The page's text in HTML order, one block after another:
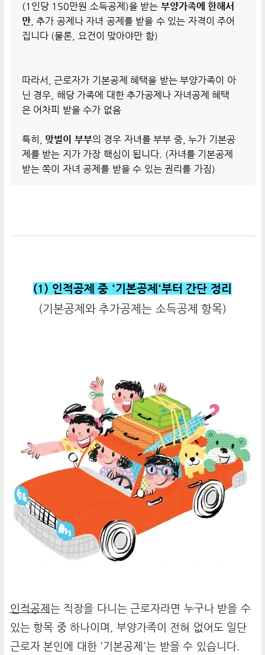
(1인당 150만원 소득공제)을 받는 부양가족에 한해서
만, 추가 공제나 자녀 공제를 받을 수 있는 자격이 주어
집니다 (물론, 요건이 맞아야만 함)
따라서, 근로자가 기본공제 혜택을 받는 부양가족이 아
닌 경우, 해당 가족에 대한 추가공제나 자녀공제 혜택
은 어차피 받을 수가 없음
특히, 맞벌이 부부의 경우 자녀를 부부 중, 누가 기본공
제를 받는 지가 가장 핵심이 됩니다. (자녀를 기본공제
받는 쪽이 자녀 공제를 받을 수 있는 권리를 가짐)
(1) 인적공제 중 '기본공제'부터 간단 정리
(기본공제와 추가공제는 소득공제 항목)
인적공제 는 직장을 다니는 근로자라면 누구나 받을 수
있는 항목 중 하나이며, 부양가족이 전혀 없어도 일단
근로자 본인에 대한 '기본공제'는 받을 수 있습니다.